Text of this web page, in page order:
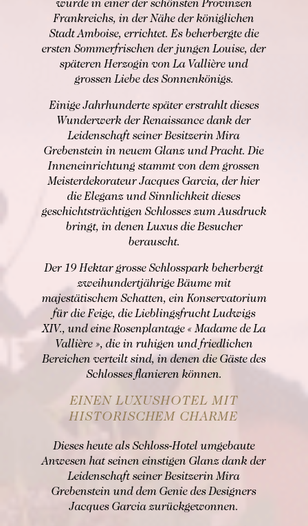
BUCHEN
Buchen Zimmer
Buchen Zimmer
Buchen Gourmet-Restaurant
BUCHEN
wenden Sie sich bitte direkt an das Hotel:
Tel: +33 2 42 06 02 00
Fax: +33 1 40 29 07 00
butler@chateaulouise.com
wurde in einer der schönsten Provinzen
Frankreichs, in der Nähe der königlichen
Stadt Amboise, errichtet. Es beherbergte die
ersten Sommerfrischen der jungen Louise, der
späteren Herzogin von La Vallière und
grossen Liebe des Sonnenkönigs.
Einige Jahrhunderte später erstrahlt dieses
Wunderwerk der Renaissance dank der
Leidenschaft seiner Besitzerin Mira
Grebenstein in neuem Glanz und Pracht. Die
Inneneinrichtung stammt von dem grossen
Meisterdekorateur Jacques Garcia, der hier
die Eleganz und Sinnlichkeit dieses
geschichtsträchtigen Schlosses zum Ausdruck
bringt, in denen Luxus die Besucher
berauscht.
Der 19 Hektar grosse Schlosspark beherbergt
zweihundertjährige Bäume mit
majestätischem Schatten, ein Konservatorium
für die Feige, die Lieblingsfrucht Ludwigs
XIV., und eine Rosenplantage « Madame de La
Vallière », die in ruhigen und friedlichen
Bereichen verteilt sind, in denen die Gäste des
Schlosses flanieren können.
EINEN LUXUSHOTEL MIT
HISTORISCHEM CHARME
Dieses heute als Schloss-Hotel umgebaute
Anwesen hat seinen einstigen Glanz dank der
Leidenschaft seiner Besitzerin Mira
Grebenstein und dem Genie des Designers
Jacques Garcia zurückgewonnen.